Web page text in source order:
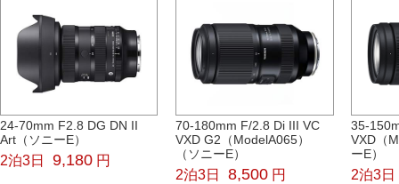
24-70mm F2.8 DG DN II
Art（ソニーE）
2泊3日 9,180 円
70-180mm F/2.8 Di III VC
VXD G2（ModelA065）
（ソニーE）
2泊3日 8,500 円
35-
VXD（
ーE）
2泊3日